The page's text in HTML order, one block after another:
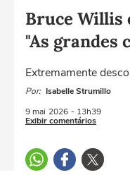
Bruce Willis
"As grandes
Extremamente
Por: Isabelle Strumillo
9 mai 2026 - 13h39
Exibir comentários